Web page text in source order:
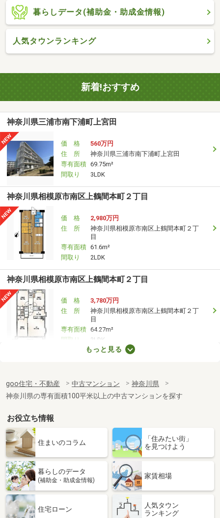
暮らしデータ(補助金・助成金情報)
人気タウンランキング
新着!おすすめ
神奈川県三浦市南下浦町上宮田
価 格
560万円
住 所
神奈川県三浦市南下浦町上宮田
専有面積 69.75m²
間取り
3LDK
神奈川県相模原市南区上鶴間本町２丁目
価 格
2,980万円
住 所
神奈川県相模原市南区上鶴間本町２丁
目
専有面積 61.6m²
間取り
2LDK
神奈川県相模原市南区上鶴間本町２丁目
価 格
3,780万円
住 所
神奈川県相模原市南区上鶴間本町２丁
目
専有面積 64.27m²
間取り
3LDK
価 格
9,900万円
住 所
神奈川県横浜市神奈川区栄町
神奈川県横須賀市大滝町２丁目
価 格
8,280万円
住 所
神奈川県横須賀市大滝町２丁目
専有面積 72.66m²
神奈川県相模原市南区相模大野６丁目
もっと見る
goo住宅・不動産 中古マンション
神奈川県
神奈川県の専有面積100平米以上の中古マンションを探す
お役立ち情報
住まいのコラム
「住みたい街」
を見つけよう
暮らしのデータ
(補助金・助成金情報)
家賃相場
住宅ローン
人気タウン
ランキング